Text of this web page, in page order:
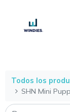
Todos los
SHN Mini